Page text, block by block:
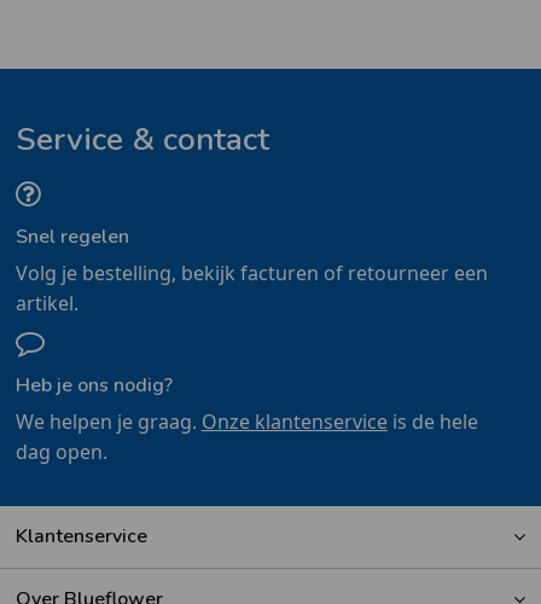
Service & contact
Snel regelen
Volg je bestelling, bekijk facturen of retourneer een
artikel.
Heb je ons nodig?
We helpen je graag. Onze klantenserviceis de hele
dag open.
Klantenservice